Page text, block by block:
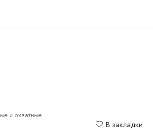
и охватные
В закладки